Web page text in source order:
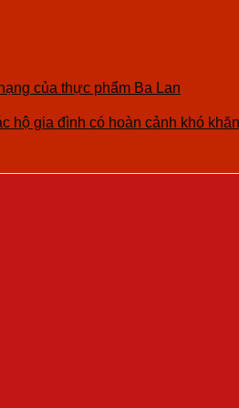
của thực phẩm Ba Lan
hộ gia đình có hoàn cảnh khó khăn